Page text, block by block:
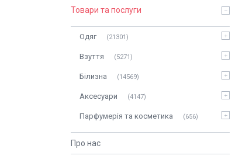
Товари та послуги
Одяг 21301
Взуття 5271
Білизна 14569
Аксесуари 4147
Парфумерія та косметика 656
Про нас